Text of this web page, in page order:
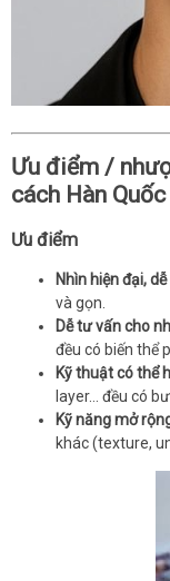
Ưu điểm /
cách Hàn Quốc
Ưu điểm
Nhìn hiện đại,
và gọn.
Dễ tư vấn cho
đều có biến thể
Kỹ thuật có thể
layer… đều có
Kỹ năng mở
khác (texture,